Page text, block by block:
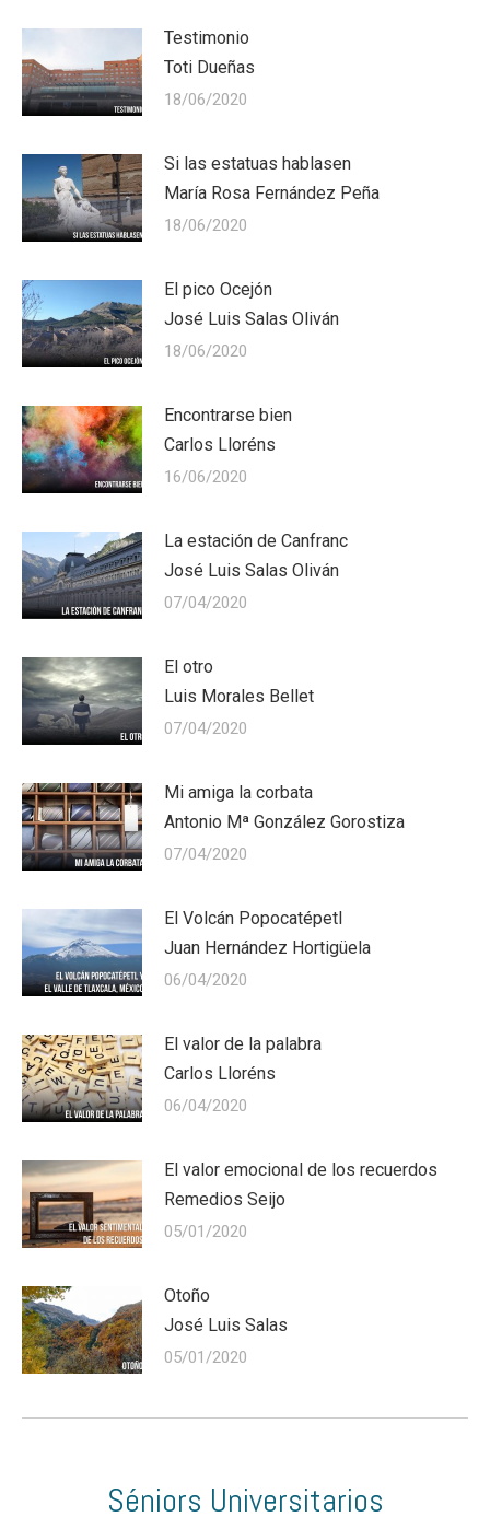
Testimonio
Toti Dueñas
18/06/2020
Si las estatuas hablasen
María Rosa Fernández Peña
18/06/2020
El pico Ocejón
José Luis Salas Oliván
18/06/2020
Encontrarse bien
Carlos Lloréns
16/06/2020
La estación de Canfranc
José Luis Salas Oliván
07/04/2020
El otro
Luis Morales Bellet
07/04/2020
Mi amiga la corbata
Antonio Mª González Gorostiza
07/04/2020
El Volcán Popocatépetl
Juan Hernández Hortigüela
06/04/2020
El valor de la palabra
Carlos Lloréns
06/04/2020
El valor emocional de los recuerdos
Remedios Seijo
05/01/2020
Otoño
José Luis Salas
05/01/2020
Séniors Universitarios